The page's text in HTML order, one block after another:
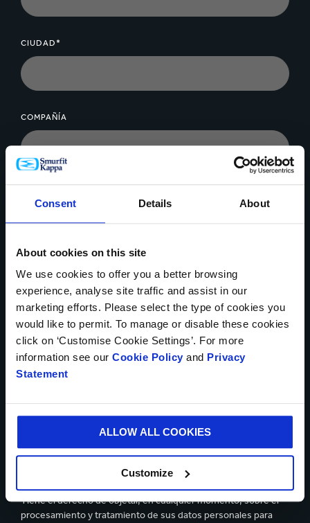
Consent Details About
About cookies on this site
We use cookies to offer you a better browsing
experience, analyse site traffic and assist in our
marketing efforts. Please select the type of cookies you
would like to permit. To manage or disable these cookies
click on ‘Customise Cookie Settings’. For more
information see our Cookie Policy and Privacy
Statement
ALLOW ALL COOKIES
Customize
extremadamente versátiles y pueden adaptarse
fácilmente a distintos estilos de empaque.
CIUDAD*
COMPAÑÍA
Se pueden cargar hasta 5 de archivos. Máximo (5Mb) por
Kappa y acepto el contenido de ladeclaración de privacidad.
Puedes darte de baja en cualquier momento utilizando el
vínculo que aparece en los correos electrónicos que recibas.
Tiene el derecho de objetar, en cualquier momento, sobre el
procesamiento y tratamiento de sus datos personales para